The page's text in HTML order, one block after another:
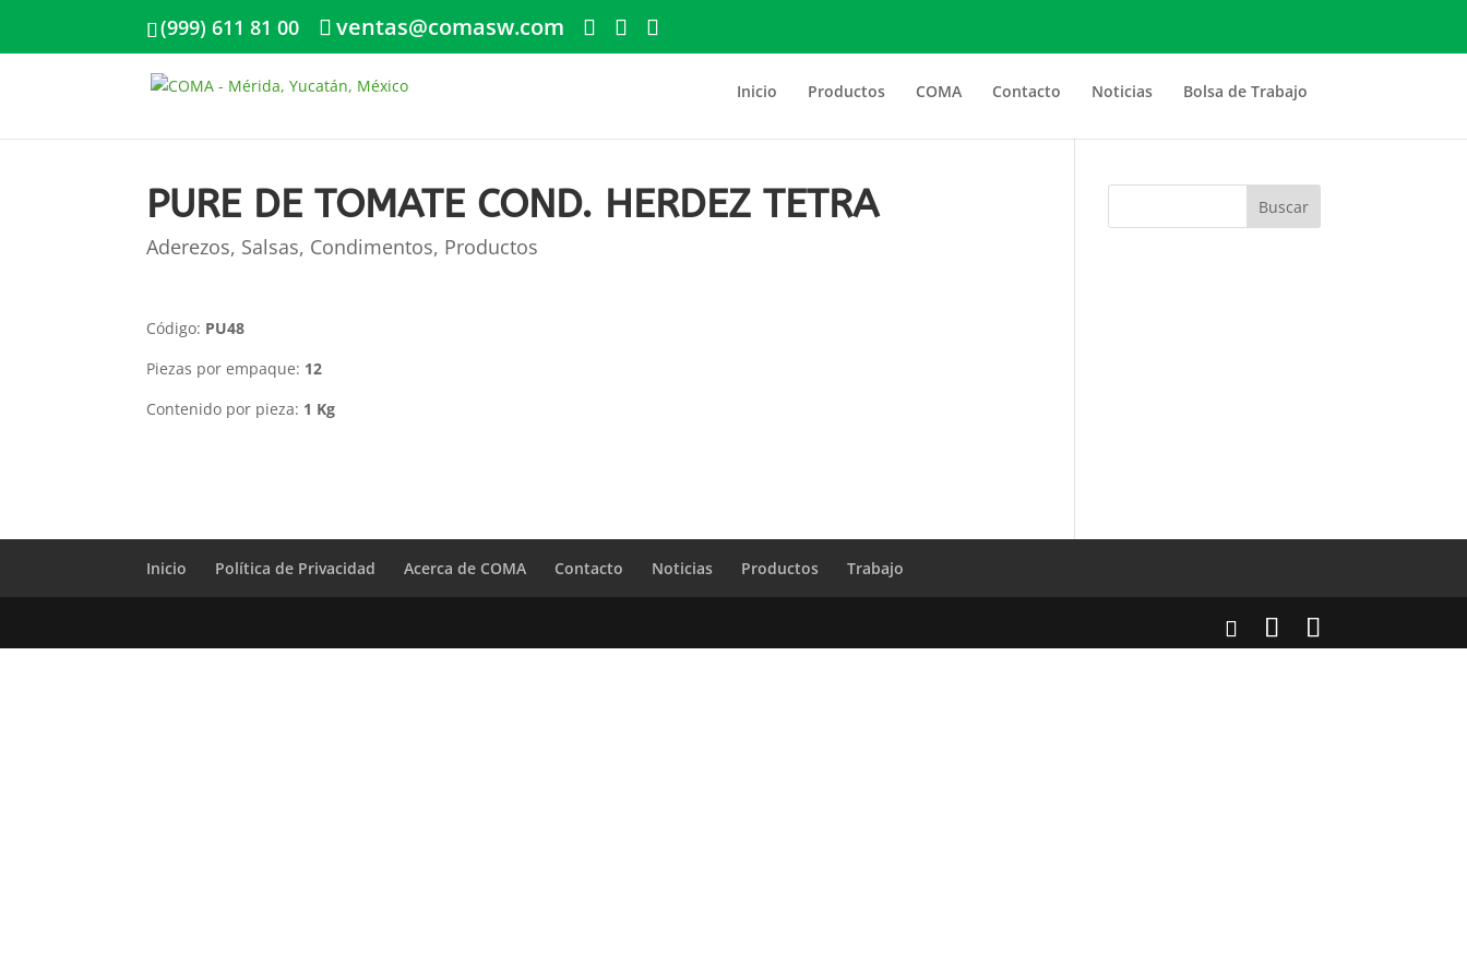
(999) 611 81 00 ventas@comasw.com
Inicio Productos COMA Contacto Noticias Bolsa de Trabajo
PURE DE TOMATE COND. HERDEZ TETRA
Aderezos, Salsas, Condimentos, Productos
Código: PU48
Piezas por empaque: 12
Contenido por pieza: 1 Kg
Inicio Política de Privacidad Acerca de COMA Contacto Noticias Productos Trabajo